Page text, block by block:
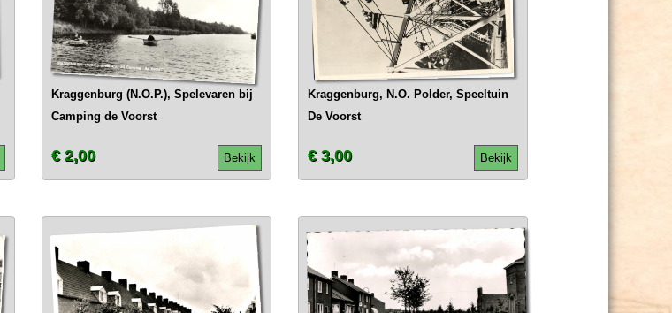
Kraggenburg (N.O.P.), Spelevaren bij
Camping de Voorst
Bekijk
€ 2,00
Kraggenburg, N.O. Polder, Speeltuin
De Voorst
Bekijk
€ 3,00